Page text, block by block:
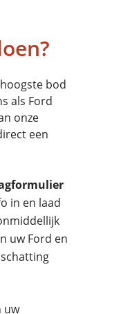
bod
als Ford
onze
een
in en laad
uw Ford en
uw